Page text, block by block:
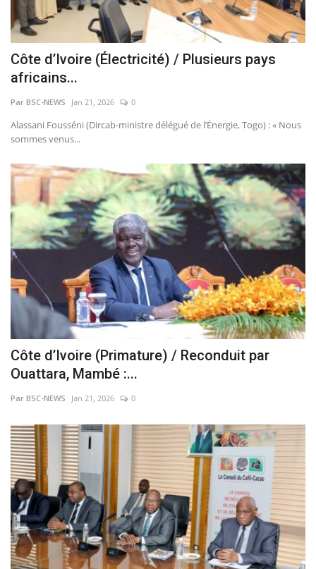
Côte d’Ivoire (Électricité) / Plusieurs pays
africains...
Par BSC-NEWS Jan 21, 2026 0
Alassani Fousséni (Dircab-ministre délégué de l’Énergie, Togo) : « Nous
sommes venus...
Côte d’Ivoire (Primature) / Reconduit par
Ouattara, Mambé :...
Par BSC-NEWS Jan 21, 2026 0